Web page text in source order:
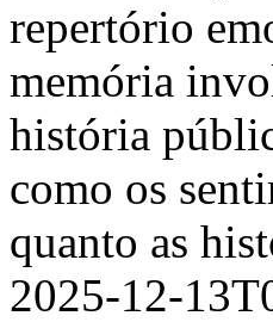
repertório
memória
história
como os
quanto as
2025-12-